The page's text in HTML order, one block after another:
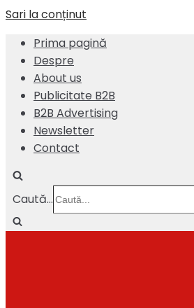
Sari la conținut
Prima pagină
Despre
About us
Publicitate B2B
B2B Advertising
Newsletter
Contact
Caută...